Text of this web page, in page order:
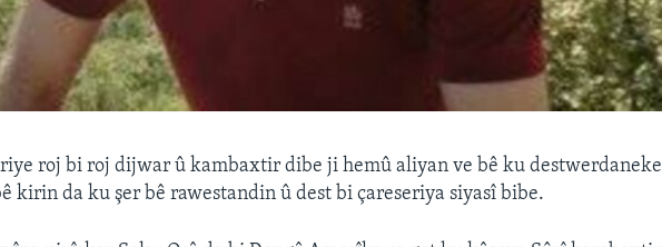
roj bi roj dijwar û kambaxtir dibe ji hemû aliyan ve bê ku destwerdaneke
kirin da ku şer bê rawestandin û dest bi çareseriya siyasî bibe.